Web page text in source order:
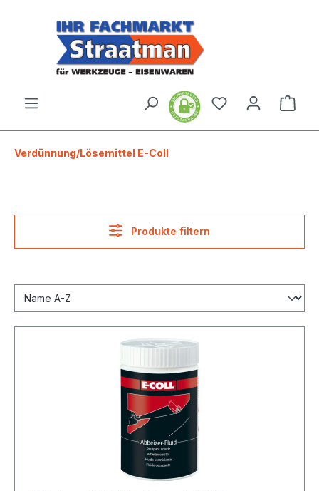
Verdünnung/Lösemittel E-Coll
Produkte filtern